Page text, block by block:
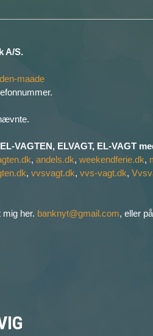
A/S.
maade
VAGTEN, ELVAGT, EL-VAGT
, andels.dk, weekendferie.dk,
, vvsvagt.dk, vvs-vagt.dk,
her. banknyt@gmail.com, eller på